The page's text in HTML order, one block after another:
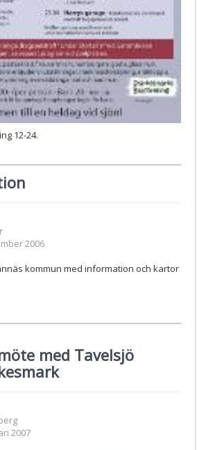
12-24.
2006
kommun med information och kartor
med Tavelsjö
2007